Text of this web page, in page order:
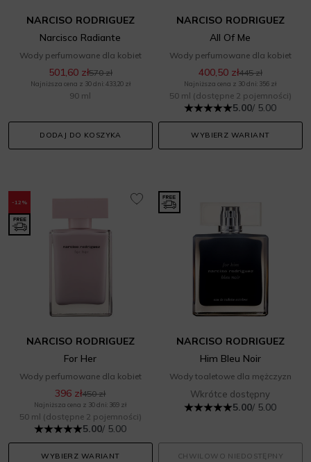
NARCISO RODRIGUEZ
Narcisco Radiante
Wody perfumowane dla kobiet
501,60 zł570 zł
Najniższa cena z 30 dni: 433,20 zł
90 ml
DODAJ DO KOSZYKA
NARCISO RODRIGUEZ
All Of Me
Wody perfumowane dla kobiet
400,50 zł445 zł
Najniższa cena z 30 dni: 356 zł
50 ml (dostępne 2 pojemności)
5.00/ 5.00
WYBIERZ WARIANT
-12%
NARCISO RODRIGUEZ
For Her
Wody perfumowane dla kobiet
396 zł450 zł
Najniższa cena z 30 dni: 369 zł
50 ml (dostępne 2 pojemności)
5.00/ 5.00
WYBIERZ WARIANT
NARCISO RODRIGUEZ
Him Bleu Noir
Wody toaletowe dla mężczyzn
Wkrótce dostępny
5.00/ 5.00
CHWILOWO NIEDOSTĘPNY